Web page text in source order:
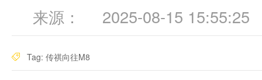
来源： 2025-08-15 15:55:25
Tag: 传祺向往M8